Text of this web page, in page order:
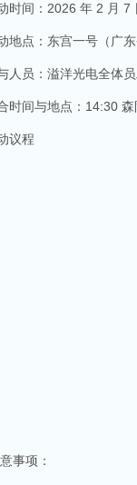
时间：2026 年 2 月 7
地点：东宫一号（广
人员：溢洋光电全体
时间与地点：14:30
议程
事项：